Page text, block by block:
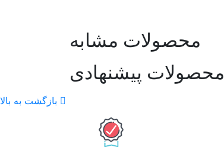
محصولات مشابه
محصولات پیشنهادی
بازگشت به بالا